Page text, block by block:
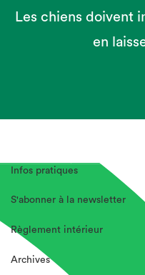
Les chiens doivent
en
Infos pratiques
S'abonner à la newsletter
Règlement intérieur
Archives